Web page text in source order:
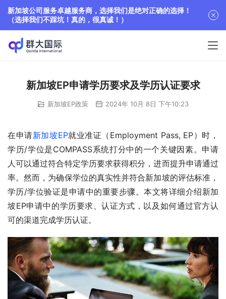
新加坡EP申请学历要求及学历认证要求
新加坡EP政策 2024年 10月 8日 下午10:23
在申请新加坡EP就业准证（Employment Pass, EP）时，
学历/学位是COMPASS系统打分中的一个关键因素。申请
人可以通过符合特定学历要求获得积分，进而提升申请通过
率。然而，为确保学位的真实性并符合新加坡的评估标准，
学历/学位验证是申请中的重要步骤。本文将详细介绍新加
坡EP申请中的学历要求、认证方式，以及如何通过官方认
可的渠道完成学历认证。
新加坡公司服务卓越服务商，选择我们是绝对正确的选择！
（选择我们不踩坑！真的，很真诚！）